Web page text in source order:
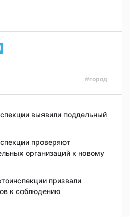
#город
выявили поддельный
проверяют
организаций к новому
призвали
к соблюдению